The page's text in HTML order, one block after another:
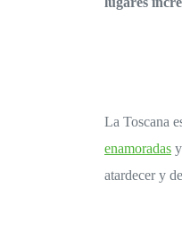
enamoradas
atardecer y